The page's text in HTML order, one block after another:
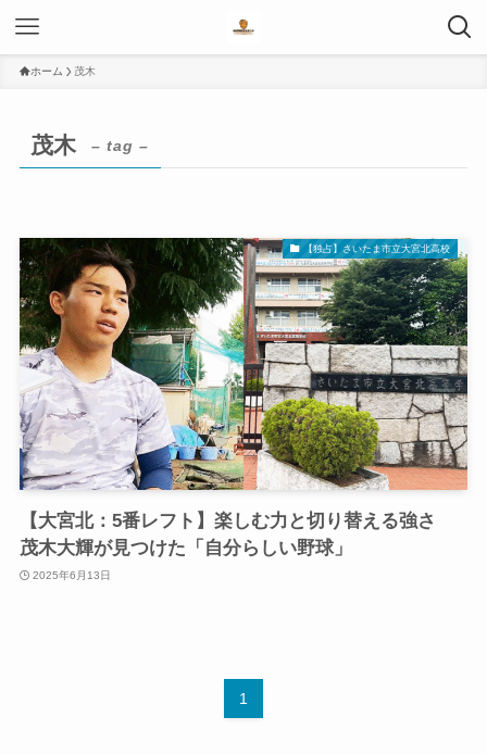
ホーム 茂木
茂木 – tag –
【独占】さいたま市立大宮北高校
【大宮北：5番レフト】楽しむ力と切り替える強さ
茂木大輝が見つけた「自分らしい野球」
2025年6月13日
1